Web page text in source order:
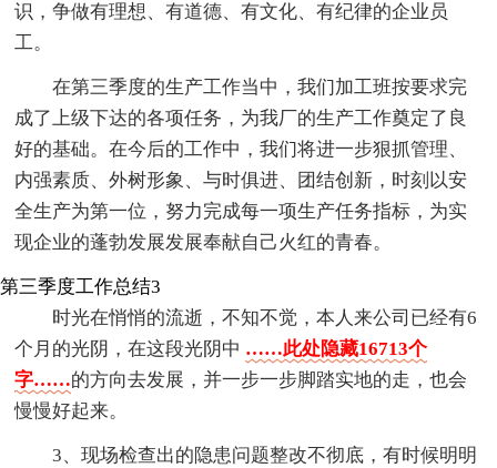
识，争做有理想、有道德、有文化、有纪律的企业员
工。
在第三季度的生产工作当中，我们加工班按要求完
成了上级下达的各项任务，为我厂的生产工作奠定了良
好的基础。在今后的工作中，我们将进一步狠抓管理、
内强素质、外树形象、与时俱进、团结创新，时刻以安
全生产为第一位，努力完成每一项生产任务指标，为实
现企业的蓬勃发展发展奉献自己火红的青春。
第三季度工作总结3
时光在悄悄的流逝，不知不觉，本人来公司已经有6
个月的光阴，在这段光阴中 ……此处隐藏16713个
字……的方向去发展，并一步一步脚踏实地的走，也会
慢慢好起来。
3、现场检查出的隐患问题整改不彻底，有时候明明